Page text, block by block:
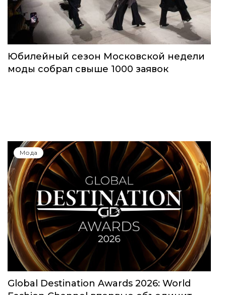
Юбилейный сезон Московской недели
моды собрал свыше 1000 заявок
Мода
Global Destination Awards 2026: World